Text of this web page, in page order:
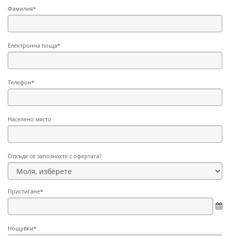
Фамилия*
Електронна поща*
Телефон*
Населено място
Откъде се запознахте с офертата?
Пристигане*
Нощувки*